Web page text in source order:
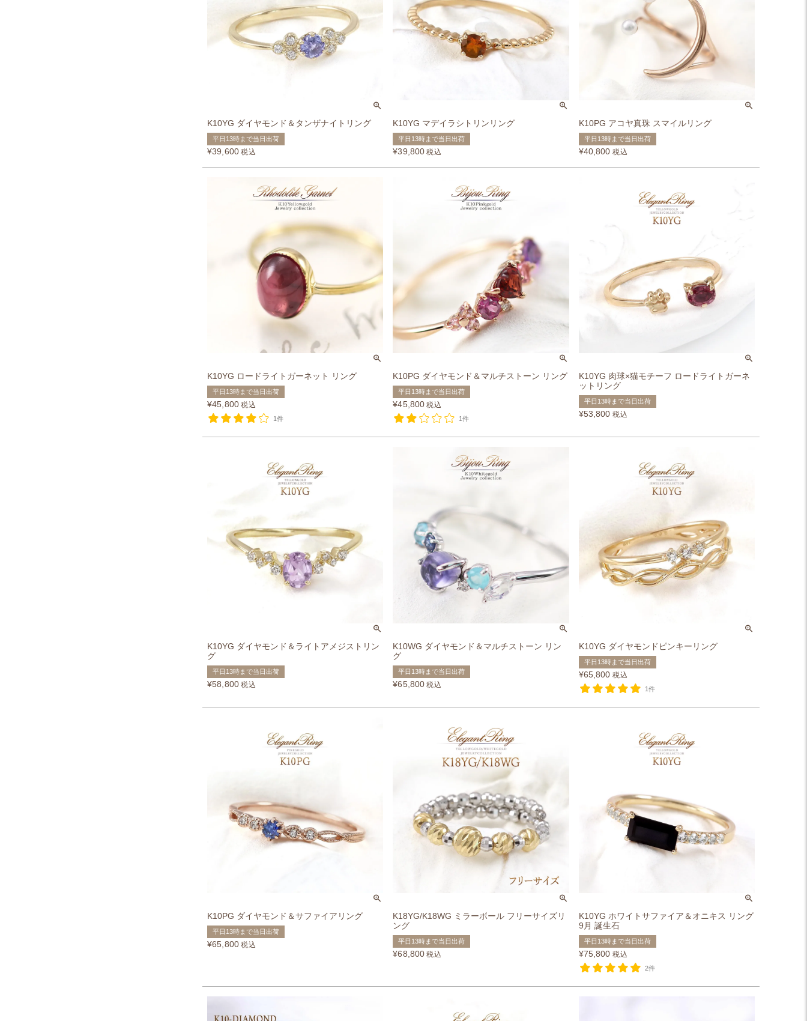
K10YG ダイヤモンド＆タンザナイトリング
平日13時まで当日出荷
¥39,600 税込
K10YG マデイラシトリンリング
平日13時まで当日出荷
¥39,800 税込
K10PG アコヤ真珠 スマイルリング
平日13時まで当日出荷
¥40,800 税込
K10YG ロードライトガーネット リング
平日13時まで当日出荷
¥45,800 税込
1件
K10PG ダイヤモンド＆マルチストーン リング
平日13時まで当日出荷
¥45,800 税込
1件
K10YG 肉球×猫モチーフ ロードライトガーネ
ットリング
平日13時まで当日出荷
¥53,800 税込
K10YG ダイヤモンド＆ライトアメジストリン
グ
平日13時まで当日出荷
¥58,800 税込
K10WG ダイヤモンド＆マルチストーン リン
グ
平日13時まで当日出荷
¥65,800 税込
K10YG ダイヤモンドピンキーリング
平日13時まで当日出荷
¥65,800 税込
1件
K10PG ダイヤモンド＆サファイアリング
平日13時まで当日出荷
¥65,800 税込
K18YG/K18WG ミラーボール フリーサイズリ
ング
平日13時まで当日出荷
¥68,800 税込
K10YG ホワイトサファイア＆オニキス リング
9月 誕生石
平日13時まで当日出荷
¥75,800 税込
2件